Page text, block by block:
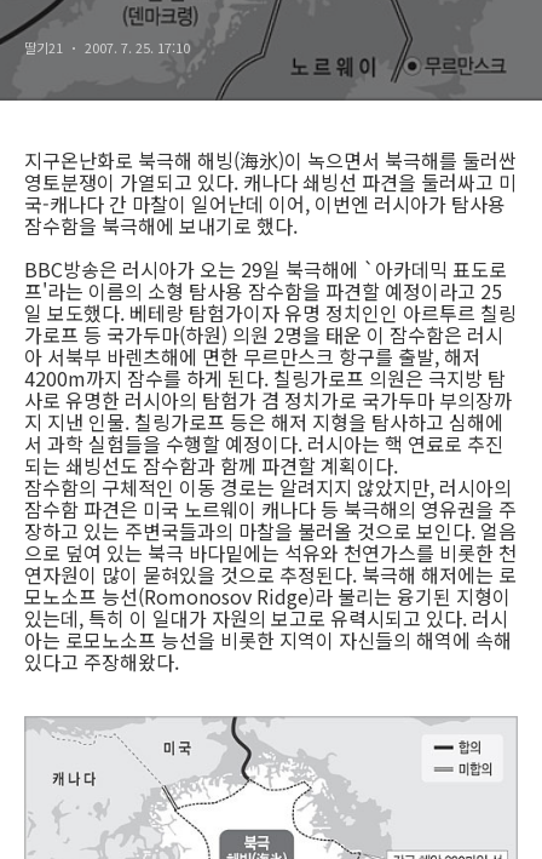
딸기21 2007. 7. 25. 17:10
지구온난화로 북극해 해빙(海氷)이 녹으면서 북극해를 둘러싼
영토분쟁이 가열되고 있다. 캐나다 쇄빙선 파견을 둘러싸고 미
국-캐나다 간 마찰이 일어난데 이어, 이번엔 러시아가 탐사용
잠수함을 북극해에 보내기로 했다.
BBC방송은 러시아가 오는 29일 북극해에 `아카데믹 표도로
프'라는 이름의 소형 탐사용 잠수함을 파견할 예정이라고 25
일 보도했다. 베테랑 탐험가이자 유명 정치인인 아르투르 칠링
가로프 등 국가두마(하원) 의원 2명을 태운 이 잠수함은 러시
아 서북부 바렌츠해에 면한 무르만스크 항구를 출발, 해저
4200m까지 잠수를 하게 된다. 칠링가로프 의원은 극지방 탐
사로 유명한 러시아의 탐험가 겸 정치가로 국가두마 부의장까
지 지낸 인물. 칠링가로프 등은 해저 지형을 탐사하고 심해에
서 과학 실험들을 수행할 예정이다. 러시아는 핵 연료로 추진
되는 쇄빙선도 잠수함과 함께 파견할 계획이다.
잠수함의 구체적인 이동 경로는 알려지지 않았지만, 러시아의
잠수함 파견은 미국 노르웨이 캐나다 등 북극해의 영유권을 주
장하고 있는 주변국들과의 마찰을 불러올 것으로 보인다. 얼음
으로 덮여 있는 북극 바다밑에는 석유와 천연가스를 비롯한 천
연자원이 많이 묻혀있을 것으로 추정된다. 북극해 해저에는 로
모노소프 능선(Romonosov Ridge)라 불리는 융기된 지형이
있는데, 특히 이 일대가 자원의 보고로 유력시되고 있다. 러시
아는 로모노소프 능선을 비롯한 지역이 자신들의 해역에 속해
있다고 주장해왔다.